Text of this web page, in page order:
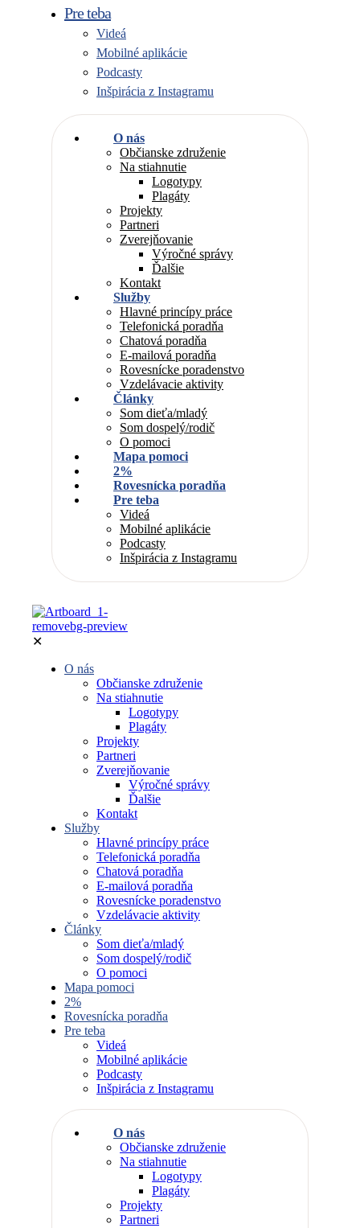
Pre teba
Videá
Mobilné aplikácie
Podcasty
Inšpirácia z Instagramu
O nás
Občianske združenie
Na stiahnutie
Logotypy
Plagáty
Projekty
Partneri
Zverejňovanie
Výročné správy
Ďalšie
Kontakt
Služby
Hlavné princípy práce
Telefonická poradňa
Chatová poradňa
E-mailová poradňa
Rovesnícke poradenstvo
Vzdelávacie aktivity
Články
Som dieťa/mladý
Som dospelý/rodič
O pomoci
Mapa pomoci
2%
Rovesnícka poradňa
Pre teba
Videá
Mobilné aplikácie
Podcasty
Inšpirácia z Instagramu
✕
O nás
Občianske združenie
Na stiahnutie
Logotypy
Plagáty
Projekty
Partneri
Zverejňovanie
Výročné správy
Ďalšie
Kontakt
Služby
Hlavné princípy práce
Telefonická poradňa
Chatová poradňa
E-mailová poradňa
Rovesnícke poradenstvo
Vzdelávacie aktivity
Články
Som dieťa/mladý
Som dospelý/rodič
O pomoci
Mapa pomoci
2%
Rovesnícka poradňa
Pre teba
Videá
Mobilné aplikácie
Podcasty
Inšpirácia z Instagramu
O nás
Občianske združenie
Na stiahnutie
Logotypy
Plagáty
Projekty
Partneri